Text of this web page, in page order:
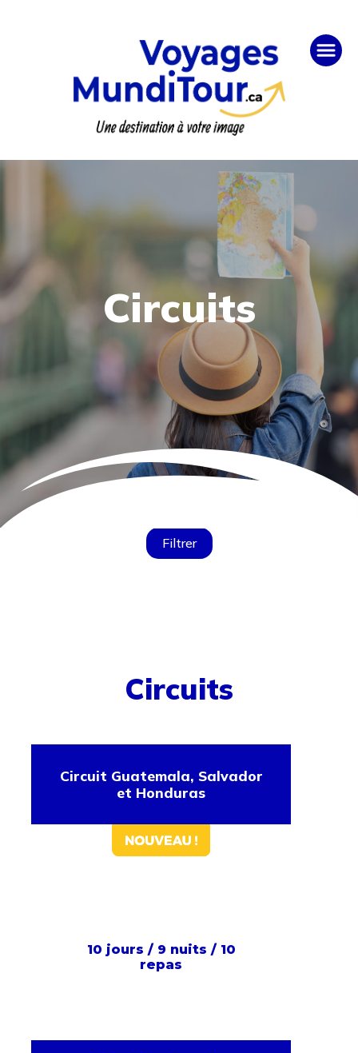
Circuits
Filtrer
Circuits
Circuit Guatemala, Salvador
et Honduras
10 jours / 9 nuits / 10
repas